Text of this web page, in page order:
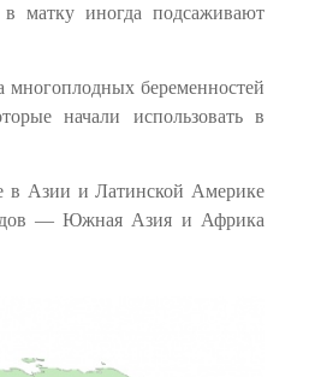
матку иногда подсаживают
беременностей
начали использовать в
в Азии и Латинской Америке
— Южная Азия и Африка